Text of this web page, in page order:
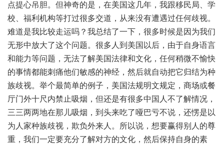
点提心吊胆。但神奇的是，在美国这几年，我跟移民局、学
校、福利机构等打过很多交道，从来没有遭遇过任何歧视。
难道是我比较走运吗？我总结了一下，很多时候是因为我们
无形中放大了这个问题。很多人到美国以后，由于自身语言
和能力等问题，无法了解美国法律和文化，任何稍微不愉快
的事情都能刺痛他们敏感的神经，然后就自动把它归结为种
族歧视。举个最简单的例子，美国法规明文规定，商场或餐
厅门外十尺内禁止吸烟，但还是有很多中国人不了解情况，
三三两两地在那儿吸烟，到头来吃了哑巴亏不说，还愣是以
为人家种族歧视，欺负外来人。所以说，想要赢得别人的尊
重，我们一定要充分了解对方的文化，然后保持自身的素